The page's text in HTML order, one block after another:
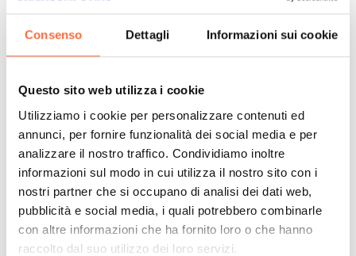
Consenso Dettagli Informazioni sui cookie
Questo sito web utilizza i cookie
Utilizziamo i cookie per personalizzare contenuti ed
annunci, per fornire funzionalità dei social media e per
analizzare il nostro traffico. Condividiamo inoltre
informazioni sul modo in cui utilizza il nostro sito con i
nostri partner che si occupano di analisi dei dati web,
pubblicità e social media, i quali potrebbero combinarle
con altre informazioni che ha fornito loro o che hanno
raccolto dal suo utilizzo dei loro servizi.